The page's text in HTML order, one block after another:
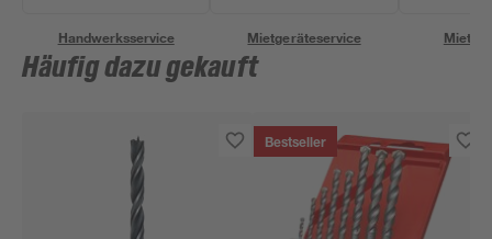
Handwerksservice Mietgeräteservice
Häufig dazu gekauft
Bestseller